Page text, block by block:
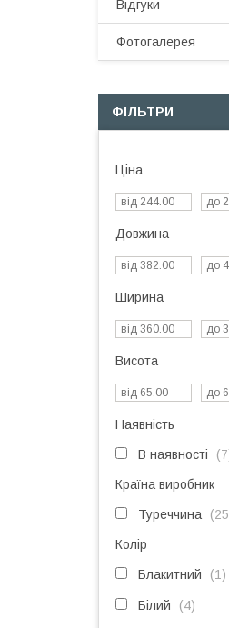
Відгуки
Фотогалерея
ФІЛЬТРИ
Ціна
Довжина
Ширина
Висота
Наявність
В наявності 7
Країна виробник
Туреччина 25
Колір
Блакитний 1
Білий 4